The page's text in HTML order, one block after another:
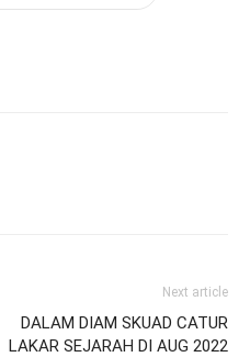
Next article
DALAM DIAM SKUAD CATUR
LAKAR SEJARAH DI AUG 2022